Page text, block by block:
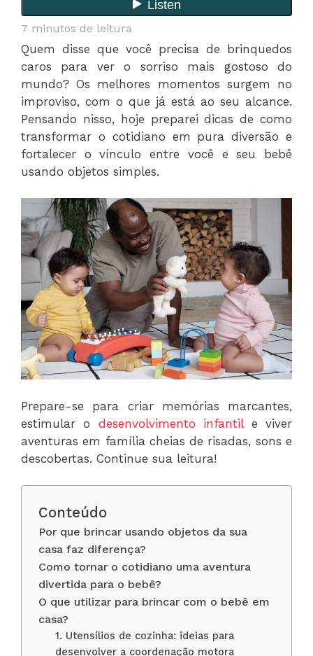
7 minutos de leitura
Quem disse que você precisa de brinquedos
caros para ver o sorriso mais gostoso do
mundo? Os melhores momentos surgem no
improviso, com o que já está ao seu alcance.
Pensando nisso, hoje preparei dicas de como
transformar o cotidiano em pura diversão e
fortalecer o vínculo entre você e seu bebê
usando objetos simples.
Prepare-se para criar memórias marcantes,
estimular o desenvolvimento infantil e viver
aventuras em família cheias de risadas, sons e
descobertas. Continue sua leitura!
Conteúdo
Por que brincar usando objetos da sua
casa faz diferença?
Como tornar o cotidiano uma aventura
divertida para o bebê?
O que utilizar para brincar com o bebê em
casa?
1. Utensílios de cozinha: ideias para
desenvolver a coordenação motora